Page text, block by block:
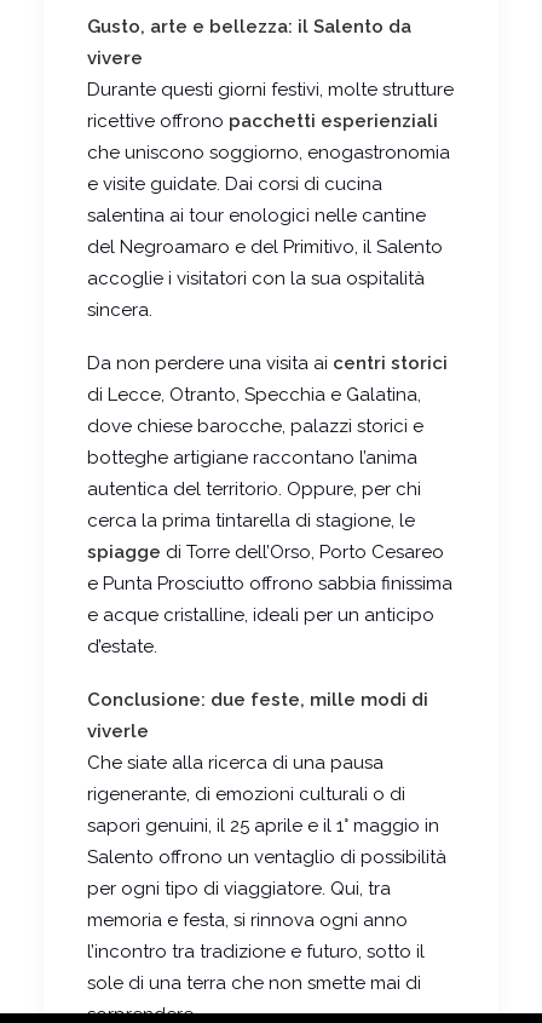
Gusto, arte e bellezza: il Salento da
vivere
Durante questi giorni festivi, molte strutture
ricettive offrono pacchetti esperienziali
che uniscono soggiorno, enogastronomia
e visite guidate. Dai corsi di cucina
salentina ai tour enologici nelle cantine
del Negroamaro e del Primitivo, il Salento
accoglie i visitatori con la sua ospitalità
sincera.
Da non perdere una visita ai centri storici
di Lecce, Otranto, Specchia e Galatina,
dove chiese barocche, palazzi storici e
botteghe artigiane raccontano l’anima
autentica del territorio. Oppure, per chi
cerca la prima tintarella di stagione, le
spiagge di Torre dell’Orso, Porto Cesareo
e Punta Prosciutto offrono sabbia finissima
e acque cristalline, ideali per un anticipo
d’estate.
Conclusione: due feste, mille modi di
viverle
Che siate alla ricerca di una pausa
rigenerante, di emozioni culturali o di
sapori genuini, il 25 aprile e il 1° maggio in
Salento offrono un ventaglio di possibilità
per ogni tipo di viaggiatore. Qui, tra
memoria e festa, si rinnova ogni anno
l’incontro tra tradizione e futuro, sotto il
sole di una terra che non smette mai di
sorprendere.